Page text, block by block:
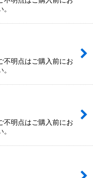
不明点はご購入前にお
不明点はご購入前にお